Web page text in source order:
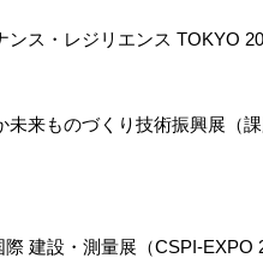
ンス・レジリエンス TOKYO
未来ものづくり技術振興展（
際 建設・測量展（CSPI-EXPO